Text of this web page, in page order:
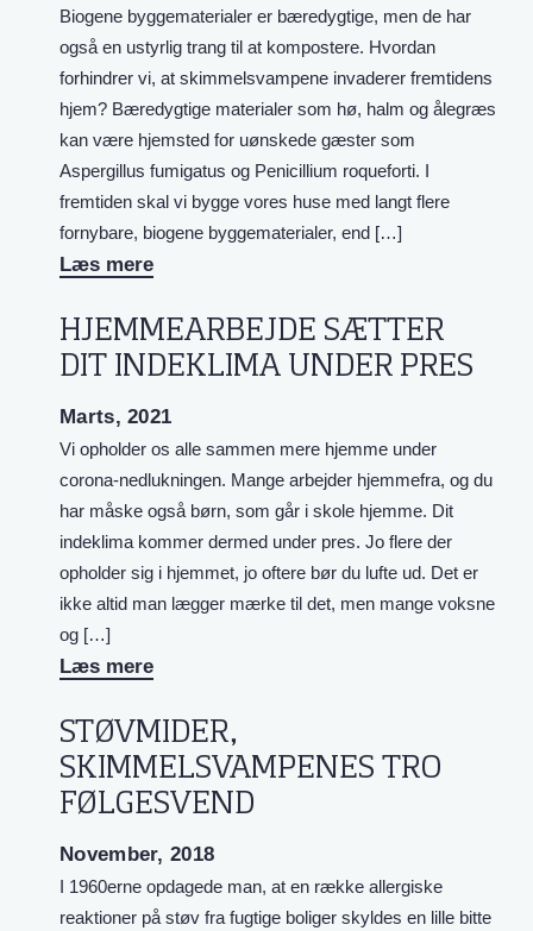
Biogene byggematerialer er bæredygtige, men de har
også en ustyrlig trang til at kompostere. Hvordan
forhindrer vi, at skimmelsvampene invaderer fremtidens
hjem? Bæredygtige materialer som hø, halm og ålegræs
kan være hjemsted for uønskede gæster som
Aspergillus fumigatus og Penicillium roqueforti. I
fremtiden skal vi bygge vores huse med langt flere
fornybare, biogene byggematerialer, end […]
Læs mere
HJEMMEARBEJDE SÆTTER
DIT INDEKLIMA UNDER PRES
Marts, 2021
Vi opholder os alle sammen mere hjemme under
corona-nedlukningen. Mange arbejder hjemmefra, og du
har måske også børn, som går i skole hjemme. Dit
indeklima kommer dermed under pres. Jo flere der
opholder sig i hjemmet, jo oftere bør du lufte ud. Det er
ikke altid man lægger mærke til det, men mange voksne
og […]
Læs mere
STØVMIDER,
SKIMMELSVAMPENES TRO
FØLGESVEND
November, 2018
I 1960erne opdagede man, at en række allergiske
reaktioner på støv fra fugtige boliger skyldes en lille bitte